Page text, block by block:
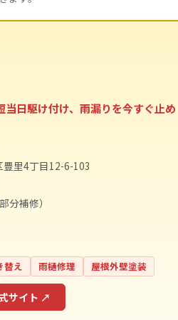
日駆け付け、雨漏りを今すぐ止め
里4丁目12-6-103
分補修）
替え 雨樋修理 屋根外壁塗装
サイト ↗